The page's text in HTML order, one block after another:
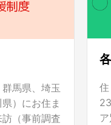
馬県、埼玉
）にお住ま
（事前調査